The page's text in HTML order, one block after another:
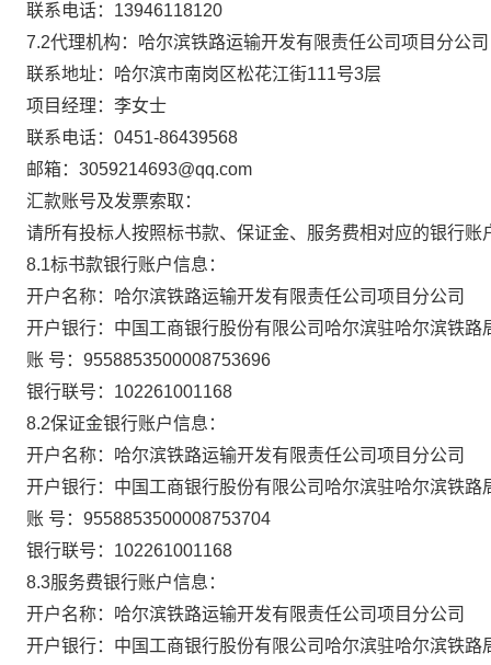
联系电话： 13946118120
7.2代理机构：哈尔滨铁路运输开发有限责任公司项目分公司
联系地址：哈尔滨市南岗区松花江街111号3层
项目经理： 李女士
联系电话： 0451-86439568
邮箱： 3059214693@qq.com
汇款账号及发票索取：
请所有投标人按照标书款、保证金、服务费相对应的银行账
8.1标书款银行账户信息：
开户名称：哈尔滨铁路运输开发有限责任公司项目分公司
开户银行：中国工商银行股份有限公司哈尔滨驻哈尔滨铁路
账 号： 9558853500008753696
银行联号： 102261001168
8.2保证金银行账户信息：
开户名称：哈尔滨铁路运输开发有限责任公司项目分公司
开户银行：中国工商银行股份有限公司哈尔滨驻哈尔滨铁路
账 号： 9558853500008753704
银行联号： 102261001168
8.3服务费银行账户信息：
开户名称：哈尔滨铁路运输开发有限责任公司项目分公司
开户银行：中国工商银行股份有限公司哈尔滨驻哈尔滨铁路